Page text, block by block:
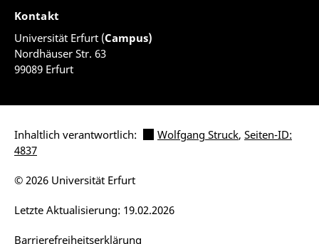
Kontakt
Universität Erfurt (Campus)
Nordhäuser Str. 63
99089 Erfurt
Inhaltlich verantwortlich: Wolfgang Struck, Seiten-ID:
4837
Barrierefreiheitserklärung
Letzte Aktualisierung: 19.02.2026
© 2026 Universität Erfurt